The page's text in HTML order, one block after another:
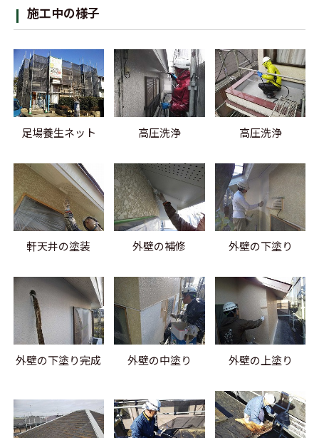
施工中の様子
足場養生ネット 高圧洗浄 高圧洗浄
軒天井の塗装 外壁の補修 外壁の下塗り
外壁の下塗り完成 外壁の中塗り 外壁の上塗り